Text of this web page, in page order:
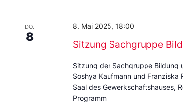
DO.
8
Sitzung Sachgruppe
8. Mai 2025, 18:00
Sitzung der Sachgruppe Bildung
Soshya Kaufmann und
Saal des Gewerkschaftshauses,
Programm